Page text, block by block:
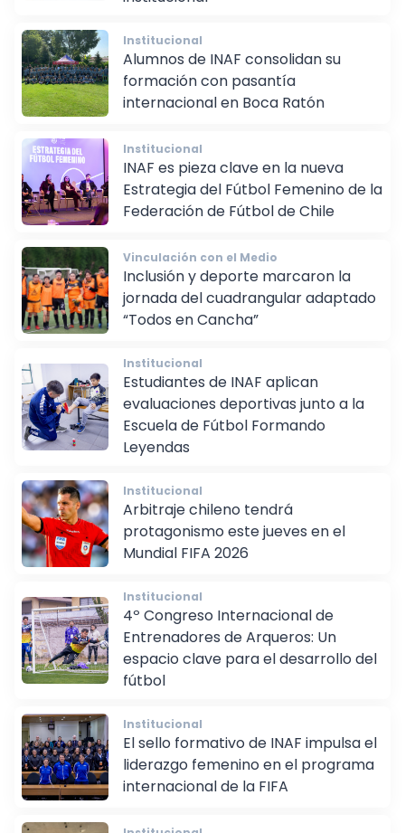
Institucional
Alumnos de INAF consolidan su
formación con pasantía
Institucional
INAF es pieza clave en la nueva
Estrategia del Fútbol Femenino de la
Vinculación con el Medio
Inclusión y deporte marcaron la
jornada del cuadrangular adaptado
Institucional
Estudiantes de INAF aplican
evaluaciones deportivas junto a la
Escuela de Fútbol Formando
Leyendas
Institucional
Arbitraje chileno tendrá
protagonismo este jueves en el
Institucional
4º Congreso Internacional de
Entrenadores de Arqueros: Un
espacio clave para el desarrollo del
Institucional
El sello formativo de INAF impulsa el
liderazgo femenino en el programa